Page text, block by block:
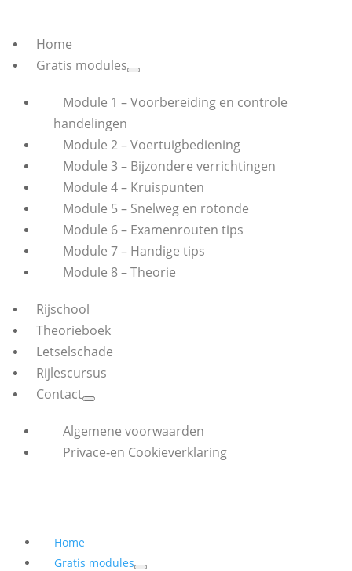
Home
Gratis modules
Module 1 – Voorbereiding en controle
handelingen
Module 2 – Voertuigbediening
Module 3 – Bijzondere verrichtingen
Module 4 – Kruispunten
Module 5 – Snelweg en rotonde
Module 6 – Examenrouten tips
Module 7 – Handige tips
Module 8 – Theorie
Rijschool
Theorieboek
Letselschade
Rijlescursus
Contact
Algemene voorwaarden
Privace-en Cookieverklaring
Home
Gratis modules